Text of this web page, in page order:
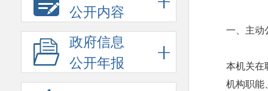
公开内容
政府信息
公开年报
一、主动
本机关在
机构职能